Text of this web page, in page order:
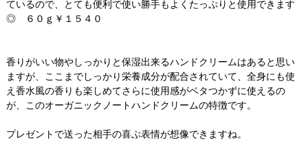
ているので、とても便利で使い勝手もよくたっぷりと使用できます
◎ ６０ｇ￥１５４０
香りがいい物やしっかりと保湿出来るハンドクリームはあると思い
ますが、ここまでしっかり栄養成分が配合されていて、全身にも使
え香水風の香りも楽しめてさらに使用感がベタつかずに使えるの
が、このオーガニックノートハンドクリームの特徴です。
プレゼントで送った相手の喜ぶ表情が想像できますね。